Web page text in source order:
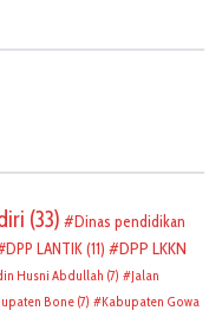
(33)
Dinas pendidikan
DPP LANTIK(11)
DPP LKKN
Husni Abdullah (7)
Jalan
Bone (7) Kabupaten Gowa